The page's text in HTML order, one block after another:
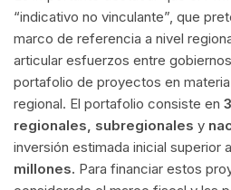
“indicativo no vinculante”, que
marco de referencia a nivel
articular esfuerzos entre
portafolio de proyectos en
regional. El portafolio consiste en
regionales, subregionales y
inversión estimada inicial superior
millones. Para financiar estos